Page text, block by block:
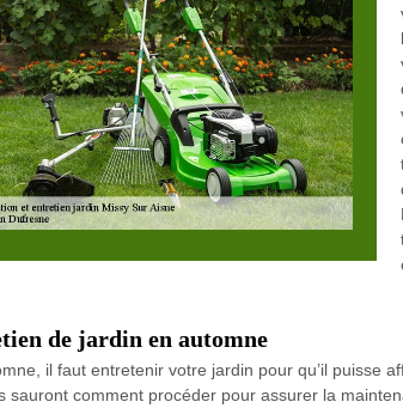
de jardin en automne
il faut entretenir votre jardin pour qu’il puisse
sauront comment procéder pour assurer la